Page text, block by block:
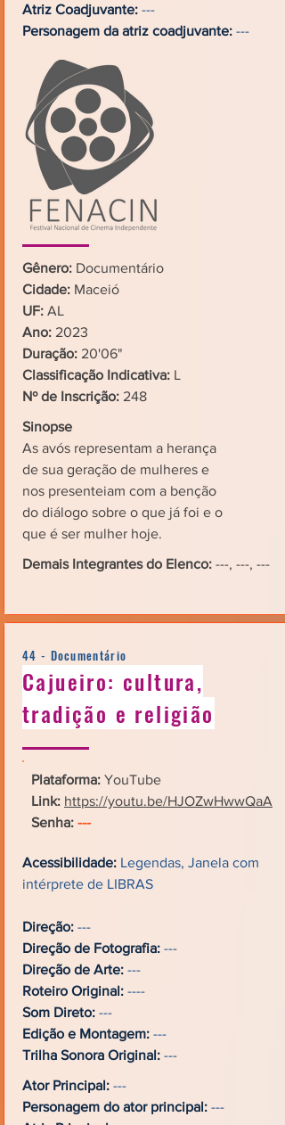
Atriz Coadjuvante: ---
Personagem da atriz coadjuvante: ---
Gênero: Documentário
Cidade: Maceió
UF: AL
Ano: 2023
Duração: 20'06"
Classificação Indicativa: L
Nº de Inscrição: 248
Sinopse
As avós representam a herança
de sua geração de mulheres e
nos presenteiam com a benção
do diálogo sobre o que já foi e o
que é ser mulher hoje.
Demais Integrantes do Elenco: ---, ---, ---
44 - Documentário
Cajueiro: cultura,
tradição e religião
Plataforma: YouTube
Link: https://youtu.be/HJOZwHwwQaA
Senha: ---
Acessibilidade: Legendas, Janela com
intérprete de LIBRAS
Direção: ---
Direção de Fotografia: ---
Direção de Arte: ---
Roteiro Original: ----
Som Direto: ---
Edição e Montagem: ---
Trilha Sonora Original: ---
Ator Principal: ---
Personagem do ator principal: ---